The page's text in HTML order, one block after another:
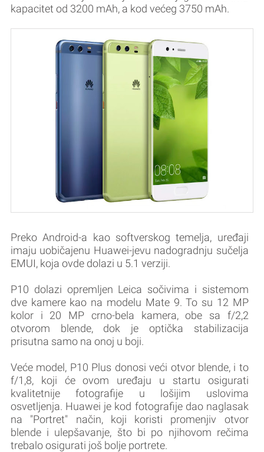
kapacitet od 3200 mAh, a kod većeg 3750 mAh.
Preko Android-a kao softverskog temelja, uređaji
imaju uobičajenu Huawei-jevu nadogradnju sučelja
EMUI, koja ovde dolazi u 5.1 verziji.
P10 dolazi opremljen Leica sočivima i sistemom
dve kamere kao na modelu Mate 9. To su 12 MP
kolor i 20 MP crno-bela kamera, obe sa f/2,2
otvorom blende, dok je optička stabilizacija
prisutna samo na onoj u boji.
Veće model, P10 Plus donosi veći otvor blende, i to
f/1,8, koji će ovom uređaju u startu osigurati
kvalitetnije fotografije u lošijim uslovima
osvetljenja. Huawei je kod fotografije dao naglasak
na "Portret" način, koji koristi promenjiv otvor
blende i ulepšavanje, što bi po njihovom rečima
trebalo osigurati još bolje portrete.